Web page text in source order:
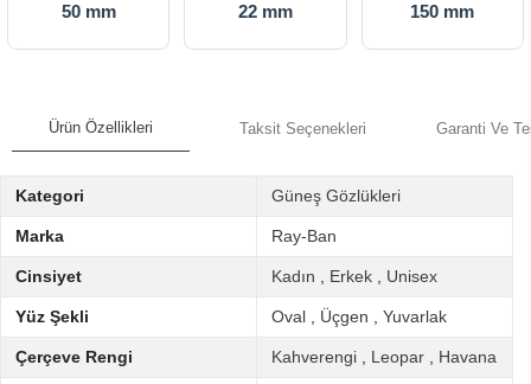
50 mm 22 mm 150 mm
Ürün Özellikleri Taksit Seçenekleri Garanti Ve
Kategori Güneş Gözlükleri
Marka Ray-Ban
Cinsiyet Kadın Erkek Unisex
Yüz Şekli Oval Üçgen Yuvarlak
Çerçeve Rengi Kahverengi Leopar Havana